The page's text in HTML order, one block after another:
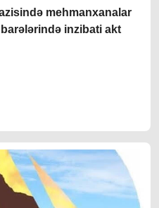
mehmanxanalar
inzibati akt